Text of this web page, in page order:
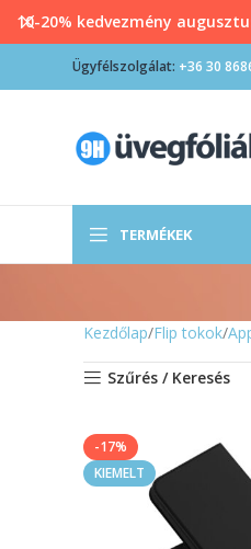
Ügyfélszolgálat: +36 30
TERMÉKEK
Kezdőlap Flip tokok
Szűrés / Keresés
-17%
KIEMELT
10-20% kedvezmény